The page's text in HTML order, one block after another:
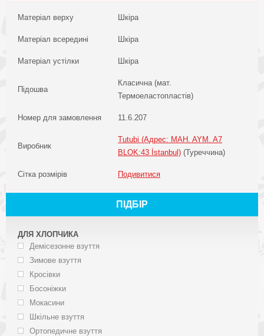
Матеріал верху Шкіра
Матеріал всередині Шкіра
Матеріал устілки Шкіра
Підошва
Класична (мат.
Термоеластопластів)
Номер для замовлення 11.6.207
Виробник
Tutubi (Адрес: MAH. AYM. A7
BLOK:43 İstanbul) (Туреччина)
Сітка розмірів Подивитися
ПІДБІР
ДЛЯ ХЛОПЧИКА
Демісезонне взуття
Зимове взуття
Кросівки
Босоніжки
Мокасини
Шкільне взуття
Ортопедичне взуття